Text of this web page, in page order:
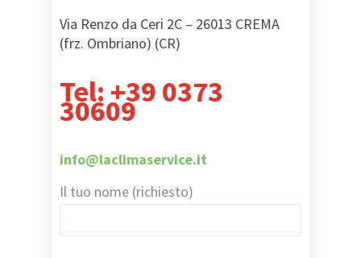
Via Renzo da Ceri 2C – 26013 CREMA
(frz. Ombriano) (CR)
Tel: +39 0373
30609
info@laclimaservice.it
Il tuo nome (richiesto)